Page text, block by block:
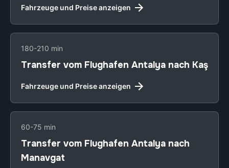
Fahrzeuge und Preise anzeigen
180-210 min
Transfer vom Flughafen Antalya nach Kaş
Fahrzeuge und Preise anzeigen
60-75 min
Transfer vom Flughafen Antalya nach
Manavgat